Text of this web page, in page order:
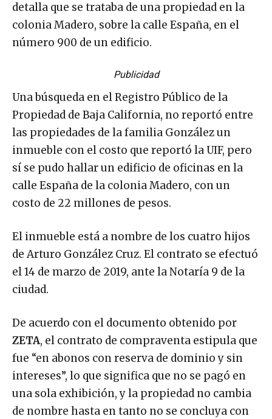
detalla que se trataba de una propiedad en la
colonia Madero, sobre la calle España, en el
número 900 de un edificio.
Publicidad
Una búsqueda en el Registro Público de la
Propiedad de Baja California, no reportó entre
las propiedades de la familia González un
inmueble con el costo que reportó la UIF, pero
sí se pudo hallar un edificio de oficinas en la
calle España de la colonia Madero, con un
costo de 22 millones de pesos.
El inmueble está a nombre de los cuatro hijos
de Arturo González Cruz. El contrato se efectuó
el 14 de marzo de 2019, ante la Notaría 9 de la
ciudad.
De acuerdo con el documento obtenido por
ZETA, el contrato de compraventa estipula que
fue “en abonos con reserva de dominio y sin
intereses”, lo que significa que no se pagó en
una sola exhibición, y la propiedad no cambia
de nombre hasta en tanto no se concluya con